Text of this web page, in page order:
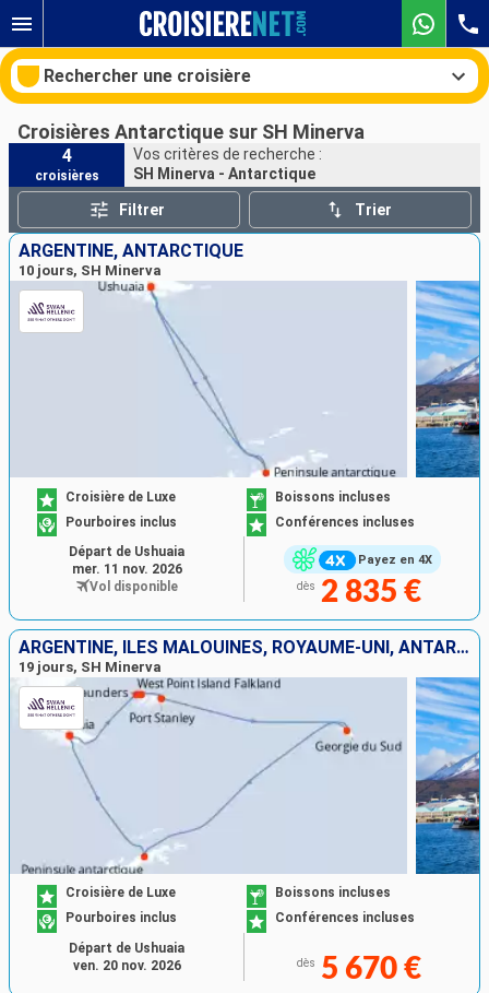
Rechercher une croisière
Nos destinations
Mois de départ
Ports
Croisières Antarctique sur SH Minerva
4
croisières
Vos critères de recherche :
SH Minerva - Antarctique
Filtrer Trier
ARGENTINE, ANTARCTIQUE
10 jours, SH Minerva
Payez en 4X
Croisière de Luxe
Boissons incluses
Pourboires inclus
Conférences incluses
dès 2 835 €
Départ de Ushuaia
mer. 11 nov. 2026
Vol disponible
ARGENTINE, ÎLES MALOUINES, ROYAUME-UNI, ANTARCTIQUE
19 jours, SH Minerva
Croisière de Luxe
Boissons incluses
Pourboires inclus
Conférences incluses
dès 5 670 €
Départ de Ushuaia
ven. 20 nov. 2026